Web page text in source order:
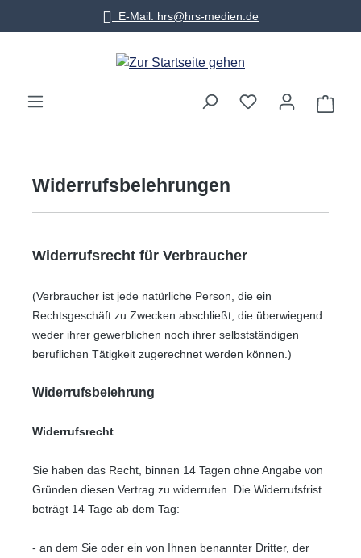
Zum Hauptinhalt springenE-Mail: hrs@hrs-medien.de
Widerrufsbelehrungen
Widerrufsrecht für Verbraucher
(Verbraucher ist jede natürliche Person, die ein
Rechtsgeschäft zu Zwecken abschließt, die überwiegend
weder ihrer gewerblichen noch ihrer selbstständigen
beruflichen Tätigkeit zugerechnet werden können.)
Widerrufsbelehrung
Widerrufsrecht
Sie haben das Recht, binnen 14 Tagen ohne Angabe von
Gründen diesen Vertrag zu widerrufen. Die Widerrufsfrist
beträgt 14 Tage ab dem Tag:
- an dem Sie oder ein von Ihnen benannter Dritter, der